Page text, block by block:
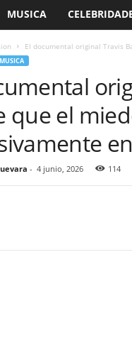
MUSICA
El documental original Travis
MUSICA
que el
- 4 junio, 2026 114